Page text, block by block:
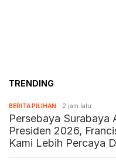
TRENDING
BERITA PILIHAN 2 jam lalu
Persebaya Surabaya
Presiden 2026,
Kami Lebih Percaya